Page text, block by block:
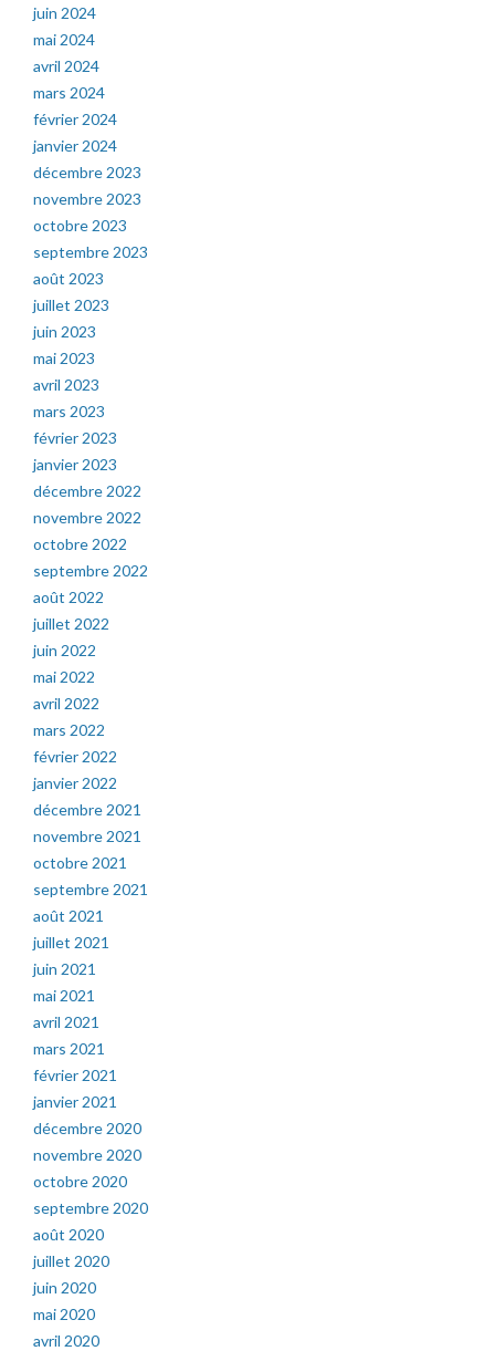
juin 2024
mai 2024
avril 2024
mars 2024
février 2024
janvier 2024
décembre 2023
novembre 2023
octobre 2023
septembre 2023
août 2023
juillet 2023
juin 2023
mai 2023
avril 2023
mars 2023
février 2023
janvier 2023
décembre 2022
novembre 2022
octobre 2022
septembre 2022
août 2022
juillet 2022
juin 2022
mai 2022
avril 2022
mars 2022
février 2022
janvier 2022
décembre 2021
novembre 2021
octobre 2021
septembre 2021
août 2021
juillet 2021
juin 2021
mai 2021
avril 2021
mars 2021
février 2021
janvier 2021
décembre 2020
novembre 2020
octobre 2020
septembre 2020
août 2020
juillet 2020
juin 2020
mai 2020
avril 2020